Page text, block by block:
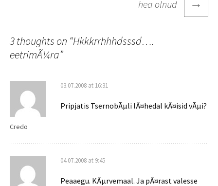
hea olnud
3 thoughts on “Hkkkrrhhhdsssd….
eetrimÃ¼ra”
Credo
03.07.2008 at 16:31
Pripjatis TsernobÃµli lÃ¤hedal kÃ¤isid vÃµi?
04.07.2008 at 9:45
Peaaegu. KÃµrvemaal. Ja pÃ¤rast valesse